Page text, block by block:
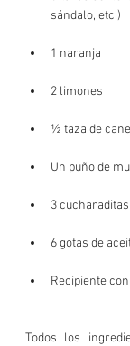
sándalo, etc.)
1 naranja
2 limones
½ taza de
Un puño de
3
6 gotas de
Recipiente
Todos los